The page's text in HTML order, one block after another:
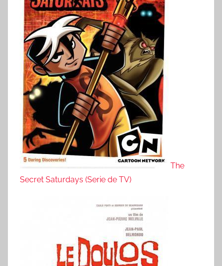
The
Secret Saturdays (Serie de TV)